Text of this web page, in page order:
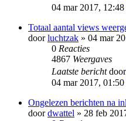
04 mar 2017, 12:48
Totaal aantal views
doorluchtzak » 04 mar
0 Reacties
4867 Weergaves
Laatste berichtdoor
04 mar 2017, 01:50
Ongelezen berichten na
doordwattel » 28 feb